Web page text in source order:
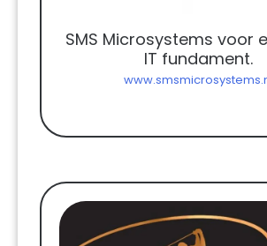
SMS Microsystems voor
IT fundament.